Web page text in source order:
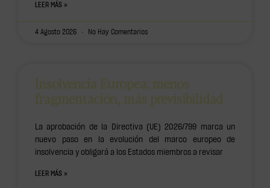
LEER MÁS »
4 Agosto 2026 No Hay Comentarios
Insolvencia Europea: menos
fragmentación, más previsibilidad
La aprobación de la Directiva (UE) 2026/799 marca un
nuevo paso en la evolución del marco europeo de
insolvencia y obligará a los Estados miembros a revisar
LEER MÁS »